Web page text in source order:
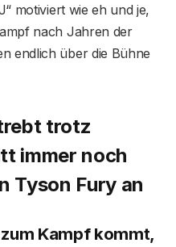
motiviert wie eh und je,
nach Jahren der
endlich über die Bühne
trotz
immer noch
Tyson Fury an
Kampf kommt,